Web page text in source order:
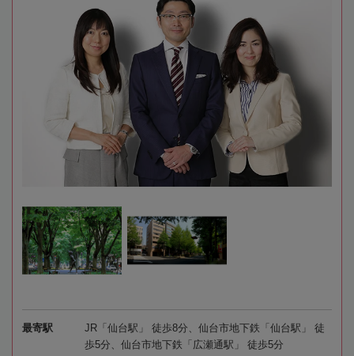
最寄駅
JR「仙台駅」 徒歩8分、仙台市地下鉄「仙台駅」 徒
歩5分、仙台市地下鉄「広瀬通駅」 徒歩5分